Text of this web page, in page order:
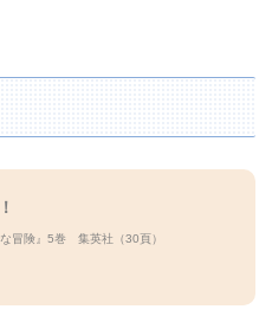
な冒険』5巻 集英社（30頁）